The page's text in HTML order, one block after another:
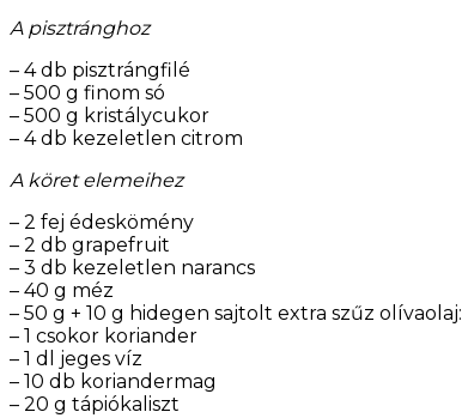
A pisztránghoz
– 4 db pisztrángfilé
– 500 g finom só
– 500 g kristálycukor
– 4 db kezeletlen citrom
A köret elemeihez
– 2 fej édeskömény
– 2 db grapefruit
– 3 db kezeletlen narancs
– 40 g méz
– 50 g + 10 g hidegen sajtolt extra szűz olívaolaj:
– 1 csokor koriander
– 1 dl jeges víz
– 10 db koriandermag
– 20 g tápiókaliszt